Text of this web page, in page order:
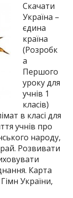
Скачати
Україна –
єдина
країна
(Розробк
а
Першого
уроку для
учнів 1
класів)
в класі для
учнів про
народу,
Розвивати
Карта
України,